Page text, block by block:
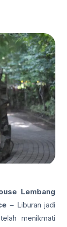
Lembang
– Liburan jadi
menikmati